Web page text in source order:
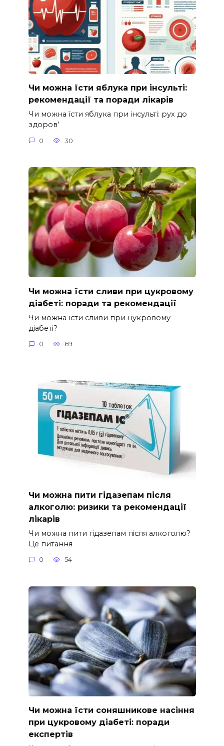
Чи можна їсти яблука при інсульті:
рекомендації та поради лікарів
Чи можна їсти яблука при інсульті: рух до
здоров’
0 30
Чи можна їсти сливи при цукровому
діабеті: поради та рекомендації
Чи можна їсти сливи при цукровому
діабеті?
0 69
Чи можна пити гідазепам після
алкоголю: ризики та рекомендації
лікарів
Чи можна пити гідазепам після алкоголю?
Це питання
0 54
Чи можна їсти соняшникове насіння
при цукровому діабеті: поради
експертів